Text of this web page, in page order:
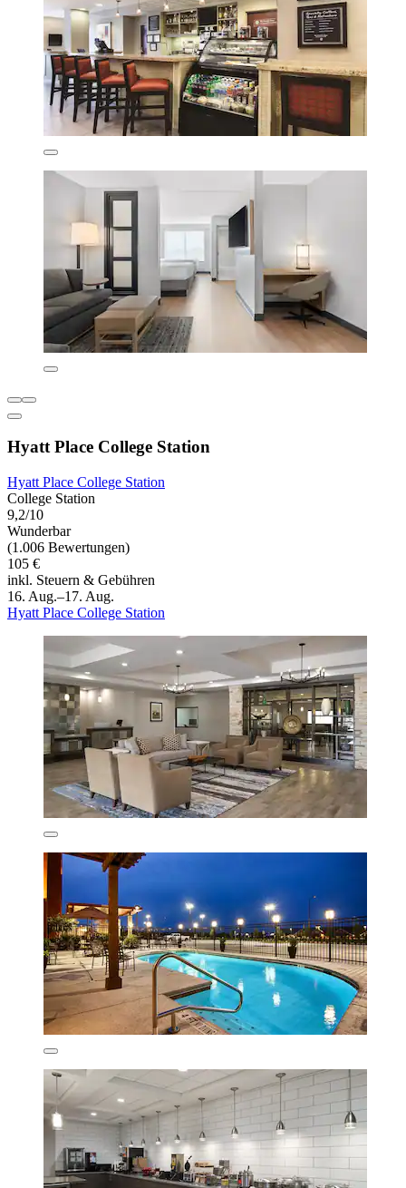
Hyatt Place College Station
Hyatt Place College Station
College Station
9,2/10
Wunderbar
(1.006 Bewertungen)
105 €
inkl. Steuern & Gebühren
16. Aug.–17. Aug.
Hyatt Place College Station